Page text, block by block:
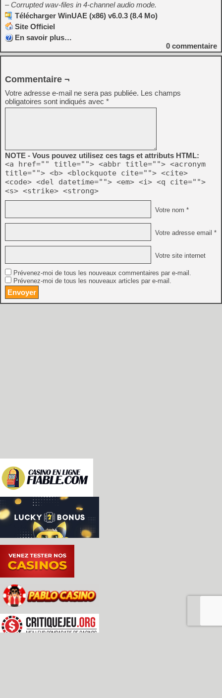
– Corrupted wav-files in 4-channel audio mode.
Télécharger WinUAE (x86) v6.0.3 (8.4 Mo)
Site Officiel
En savoir plus…
0 commentaire
Commentaire ¬
Votre adresse e-mail ne sera pas publiée. Les champs
obligatoires sont indiqués avec *
NOTE - Vous pouvez utilisez ces tags et attributs HTML:
<a href="" title=""> <abbr title=""> <acronym
title=""> <b> <blockquote cite=""> <cite>
<code> <del datetime=""> <em> <i> <q cite="">
<s> <strike> <strong>
Votre nom *
Votre adresse email *
Votre site internet
Prévenez-moi de tous les nouveaux commentaires par e-mail.
Prévenez-moi de tous les nouveaux articles par e-mail.